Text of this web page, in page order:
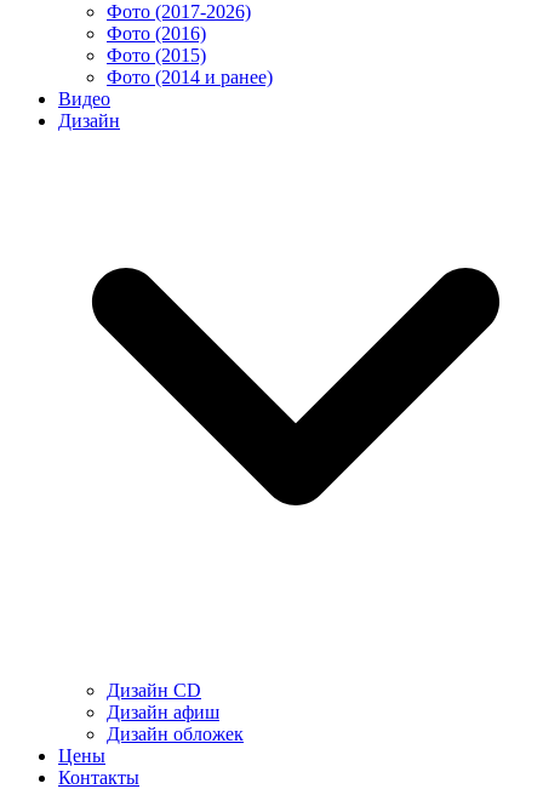
Фото (2017-2026)
Фото (2016)
Фото (2015)
Фото (2014 и ранее)
Видео
Дизайн
Дизайн CD
Дизайн афиш
Дизайн обложек
Цены
Контакты